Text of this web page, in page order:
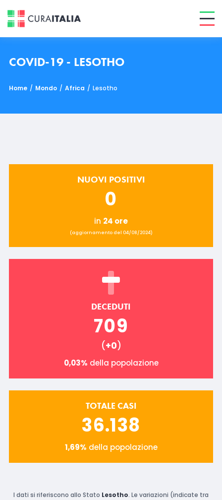
COVID-19 - LESOTHO
Home / Mondo / Africa / Lesotho
NUOVI POSITIVI
0
in 24 ore
(aggiornamento del 04/08/2024)
DECEDUTI
709
(+0)
0,03% della popolazione
TOTALE CASI
36.138
1,69% della popolazione
I dati si riferiscono allo Stato Lesotho. Le variazioni (indicate tra